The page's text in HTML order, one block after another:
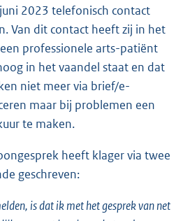
2023 telefonisch contact
Van dit contact heeft zij in het
professionele arts-patiënt
in het vaandel staat en dat
niet meer via brief/e-
maar bij problemen een
te maken.
heeft klager via twee
geschreven:
is dat ik met het gesprek van net